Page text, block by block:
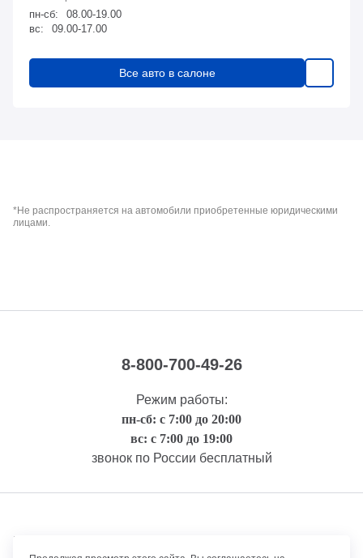
пн-сб:
08.00-19.00
вс:
09.00-17.00
Все авто в салоне
*Не распространяется на автомобили приобретенные юридическими
лицами.
8-800-700-49-26
Режим работы:
пн-сб: с 7:00 до 20:00
вс: с 7:00 до 19:00
звонок по России бесплатный
Правовая информация